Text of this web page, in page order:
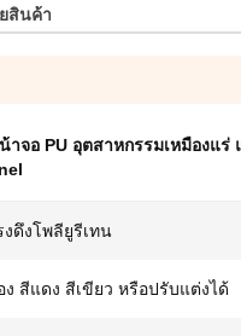
สินค้า
าจอ PU อุตสาหกรรมเหมืองแร่
งดึงโพลียูรีเทน
ง สีแดง สีเขียว หรือปรับแต่งได้